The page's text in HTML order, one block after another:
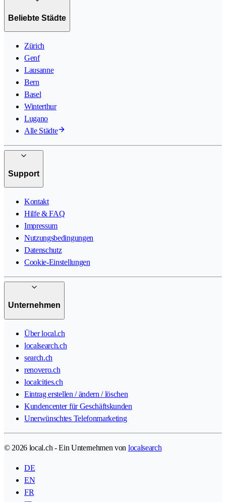
Beliebte Städte
Zürich
Genf
Lausanne
Bern
Basel
Winterthur
Lugano
Alle Städte
Support
Kontakt
Hilfe & FAQ
Impressum
Nutzungsbedingungen
Datenschutz
Cookie-Einstellungen
Unternehmen
Über local.ch
localsearch.ch
search.ch
renovero.ch
localcities.ch
Eintrag erstellen / ändern / löschen
Kundencenter für Geschäftskunden
Unerwünschtes Telefonmarketing
© 2026 local.ch - Ein Unternehmen von localsearch
DE
EN
FR